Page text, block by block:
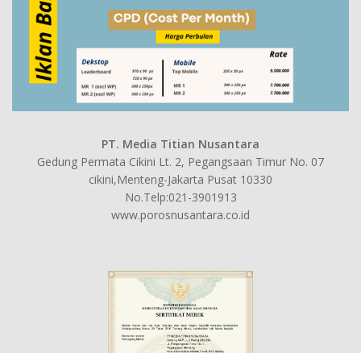
PT. Media Titian Nusantara
Gedung Permata Cikini Lt. 2, Pegangsaan Timur No. 07
cikini,Menteng-Jakarta Pusat 10330
No.Telp:021-3901913
www.porosnusantara.co.id